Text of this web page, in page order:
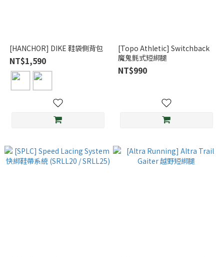
[HANCHOR] DIKE 鞋袋側背包
NT$1,590
[Topo Athletic] Switchback
魔鬼氈式短綁腿
NT$990